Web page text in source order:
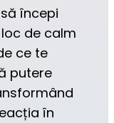
începi
de calm
ce te
putere
în